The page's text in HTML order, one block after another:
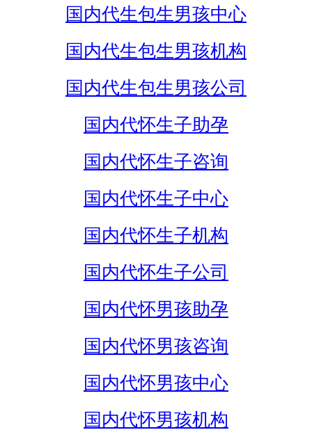
国内代生包生男孩中心
国内代生包生男孩机构
国内代生包生男孩公司
国内代怀生子助孕
国内代怀生子咨询
国内代怀生子中心
国内代怀生子机构
国内代怀生子公司
国内代怀男孩助孕
国内代怀男孩咨询
国内代怀男孩中心
国内代怀男孩机构